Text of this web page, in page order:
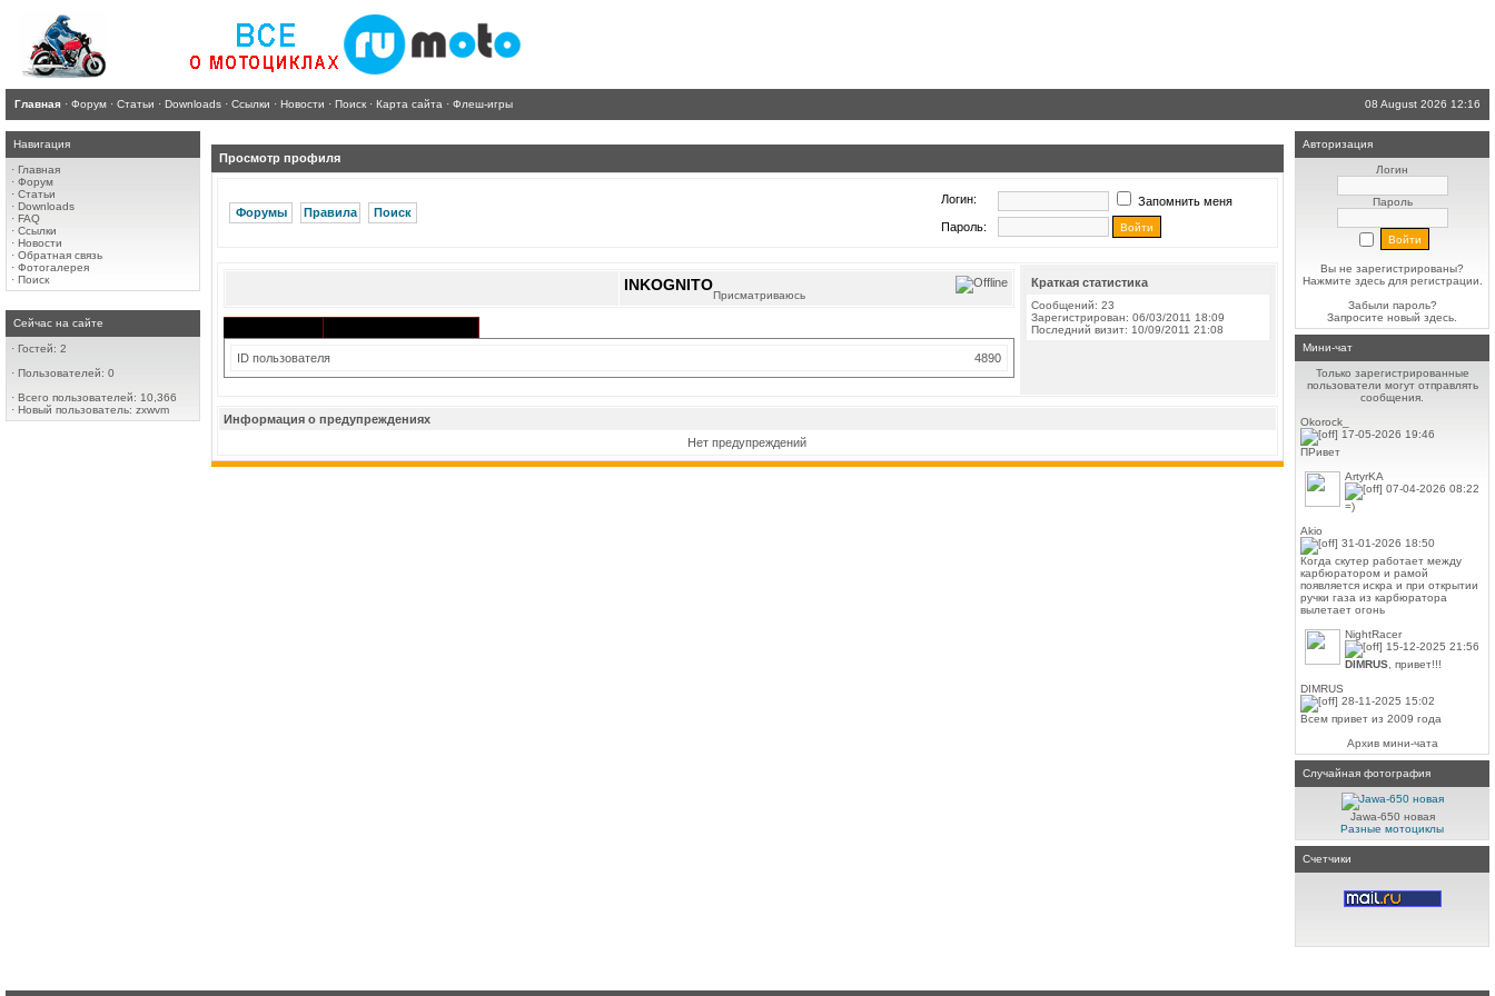
Главная · Форум · Статьи · Downloads · Ссылки · Новости · Поиск · Карта сайта · Флеш-игры 08 August 2026 12:16
Навигация
· Главная
· Форум
· Статьи
· Downloads
· FAQ
· Ссылки
· Новости
· Обратная связь
· Фотогалерея
· Поиск
Сейчас на сайте
· Гостей: 2
· Пользователей: 0
· Всего пользователей: 10,366
· Новый пользователь: zxwvm
Просмотр профиля
Форумы Правила Поиск
Логин:
Запомнить меня
Пароль:
INKOGNITO
Присматриваюсь
ID пользователя 4890
Краткая статистика
Сообщений: 23
Зарегистрирован: 06/03/2011 18:09
Последний визит: 10/09/2011 21:08
Информация о предупреждениях
Нет предупреждений
Авторизация
Логин
Пароль
Вы не зарегистрированы?
Нажмите здесьдля регистрации.
Забыли пароль?
Запросите новый здесь.
Мини-чат
Только зарегистрированные
пользователи могут отправлять
сообщения.
Okorock_
17-05-2026 19:46
ПРивет
ArtyrKA
07-04-2026 08:22
=)
Akio
31-01-2026 18:50
Когда скутер работает между
карбюратором и рамой
появляется искра и при открытии
ручки газа из карбюратора
вылетает огонь
NightRacer
15-12-2025 21:56
DIMRUS , привет!!!
DIMRUS
28-11-2025 15:02
Всем привет из 2009 года
Архив мини-чата
Случайная фотография
Jawa-650 новая
Разные мотоциклы
Счетчики